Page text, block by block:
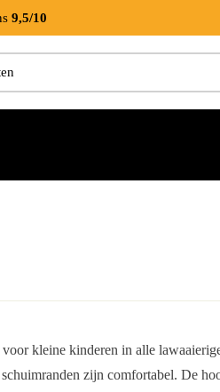
9,5/10
kleine kinderen in alle
zijn comfortabel. De